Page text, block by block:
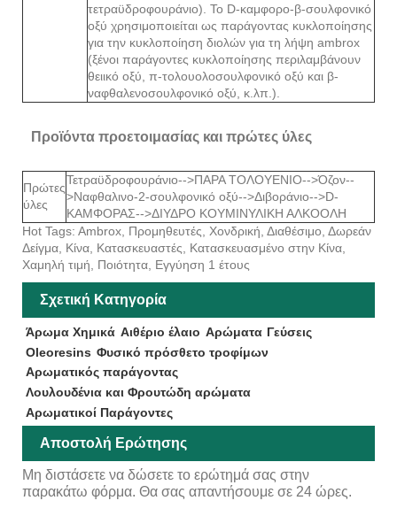
τετραϋδροφουράνιο). Το D-καμφορο-β-σουλφονικό
οξύ χρησιμοποιείται ως παράγοντας κυκλοποίησης
για την κυκλοποίηση διολών για τη λήψη ambrox
(ξένοι παράγοντες κυκλοποίησης περιλαμβάνουν
θειικό οξύ, π-τολουολοσουλφονικό οξύ και β-
ναφθαλενοσουλφονικό οξύ, κ.λπ.).
Προϊόντα προετοιμασίας και πρώτες ύλες
Πρώτες
ύλες
Τετραϋδροφουράνιο-->ΠΑΡΑ ΤΟΛΟΥΕΝΙΟ-->Όζον--
>Ναφθαλινο-2-σουλφονικό οξύ-->Διβοράνιο-->D-
ΚΑΜΦΟΡΑΣ-->ΔΙΥΔΡΟ ΚΟΥΜΙΝΥΛΙΚΗ ΑΛΚΟΟΛΗ
Hot Tags: Ambrox, Προμηθευτές, Χονδρική, Διαθέσιμο, Δωρεάν
Δείγμα, Κίνα, Κατασκευαστές, Κατασκευασμένο στην Κίνα,
Χαμηλή τιμή, Ποιότητα, Εγγύηση 1 έτους
Σχετική Κατηγορία
Άρωμα Χημικά Αιθέριο έλαιο Αρώματα Γεύσεις
Oleoresins Φυσικό πρόσθετο τροφίμων
Αρωματικός παράγοντας
Λουλουδένια και Φρουτώδη αρώματα
Αρωματικοί Παράγοντες
Αποστολή Ερώτησης
Μη διστάσετε να δώσετε το ερώτημά σας στην
παρακάτω φόρμα. Θα σας απαντήσουμε σε 24 ώρες.